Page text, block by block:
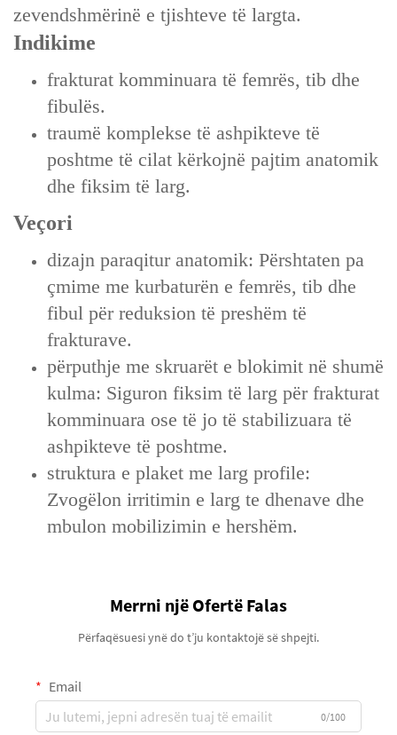
zevendshmërinë e tjishteve të largta.
Indikime
frakturat komminuara të femrës, tib dhe
fibulës.
traumë komplekse të ashpikteve të
poshtme të cilat kërkojnë pajtim anatomik
dhe fiksim të larg.
Veçori
dizajn paraqitur anatomik: Përshtaten pa
çmime me kurbaturën e femrës, tib dhe
fibul për reduksion të preshëm të
frakturave.
përputhje me skruarët e blokimit në shumë
kulma: Siguron fiksim të larg për frakturat
komminuara ose të jo të stabilizuara të
ashpikteve të poshtme.
struktura e plaket me larg profile:
Zvogëlon irritimin e larg te dhenave dhe
mbulon mobilizimin e hershëm.
Merrni një Ofertë Falas
Përfaqësuesi ynë do t’ju kontaktojë së shpejti.
Email
0/100